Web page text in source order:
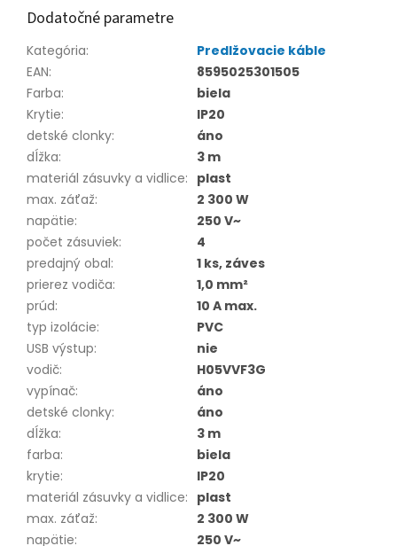
Dodatočné parametre
Kategória:
Predlžovacie káble
EAN:
8595025301505
Farba:
biela
Krytie:
IP20
detské clonky:
áno
dĺžka:
3 m
materiál zásuvky a vidlice: plast
max. záťaž:
2 300 W
napätie:
250 V~
počet zásuviek:
4
predajný obal:
1 ks, záves
prierez vodiča:
1,0 mm²
prúd:
10 A max.
typ izolácie:
PVC
USB výstup:
nie
vodič:
H05VVF3G
vypínač:
áno
detské clonky:
áno
dĺžka:
3 m
farba:
biela
krytie:
IP20
materiál zásuvky a vidlice: plast
max. záťaž:
2 300 W
napätie:
250 V~